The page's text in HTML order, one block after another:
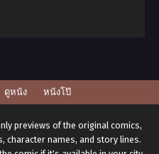
ดูหนัง หนังโป๊
previews of the original comics,
character names, and story lines.